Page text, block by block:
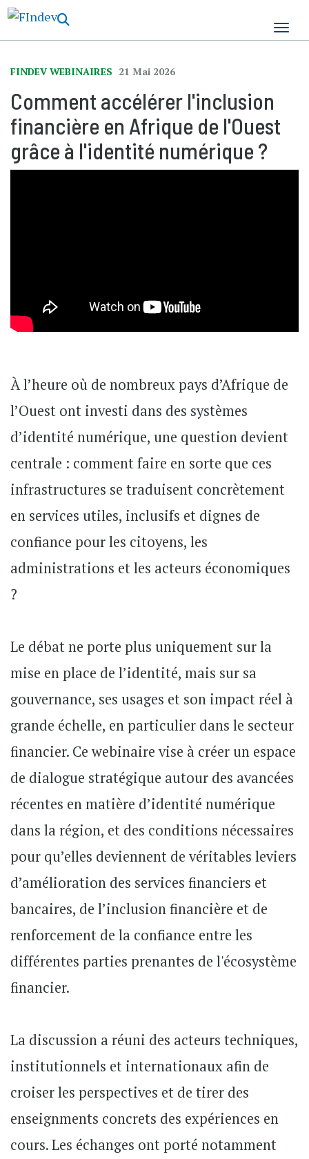
principal
FINDEV WEBINAIRES 21 Mai 2026
Comment accélérer l'inclusion
financière en Afrique de l'Ouest
grâce à l'identité numérique ?
À l’heure où de nombreux pays d’Afrique de
l’Ouest ont investi dans des systèmes
d’identité numérique, une question devient
centrale : comment faire en sorte que ces
infrastructures se traduisent concrètement
en services utiles, inclusifs et dignes de
confiance pour les citoyens, les
administrations et les acteurs économiques
?
Le débat ne porte plus uniquement sur la
mise en place de l’identité, mais sur sa
gouvernance, ses usages et son impact réel à
grande échelle, en particulier dans le secteur
financier. Ce webinaire vise à créer un espace
de dialogue stratégique autour des avancées
récentes en matière d’identité numérique
dans la région, et des conditions nécessaires
pour qu’elles deviennent de véritables leviers
d’amélioration des services financiers et
bancaires, de l’inclusion financière et de
renforcement de la confiance entre les
différentes parties prenantes de l'écosystème
financier.
La discussion a réuni des acteurs techniques,
institutionnels et internationaux afin de
croiser les perspectives et de tirer des
enseignments concrets des expériences en
cours. Les échanges ont porté notamment